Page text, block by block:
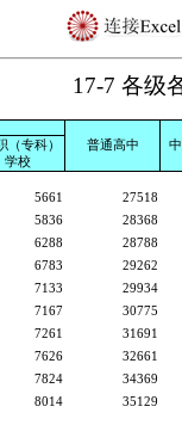
17-7 各级
普通高中
（专科）
学校
5661
27518
5836
28368
6288
28788
6783
29262
7133
29934
7167
30775
7261
31691
7626
32661
7824
34369
8014 35129